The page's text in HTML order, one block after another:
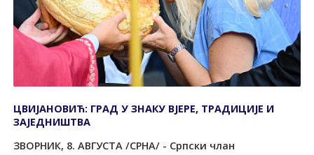
ЦВИЈАНОВИЋ: ГРАД У ЗНАКУ ВЈЕРЕ, ТРАДИЦИЈЕ И
ЗАЈЕДНИШТВА
ЗВОРНИК, 8. АВГУСТА /СРНА/ - Српски члан